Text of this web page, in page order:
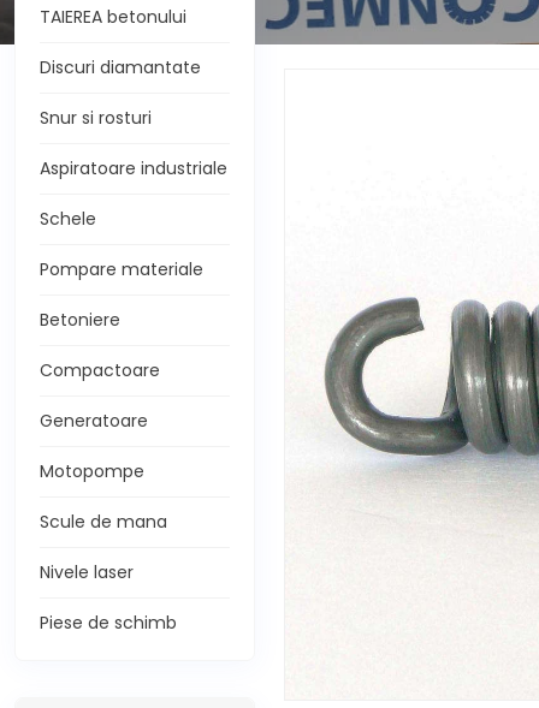
TAIEREA betonului
Discuri diamantate
Snur si rosturi
Aspiratoare industriale
Schele
Pompare materiale
Betoniere
Compactoare
Generatoare
Motopompe
Scule de mana
Nivele laser
Piese de schimb